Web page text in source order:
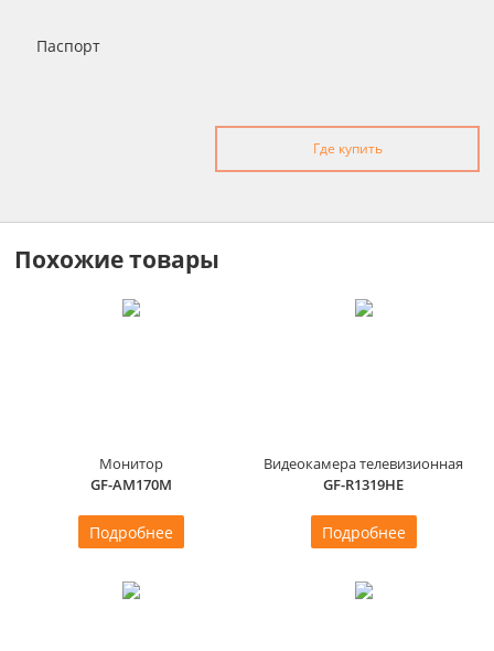
Паспорт
Где купить
Похожие товары
Монитор
GF-AM170M
Подробнее
Видеокамера телевизионная
GF-R1319HE
Подробнее